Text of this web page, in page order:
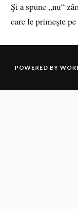
Şi a spune „nu“
care le primeşte
POWERED BY